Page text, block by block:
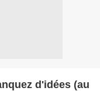
d'idées (au